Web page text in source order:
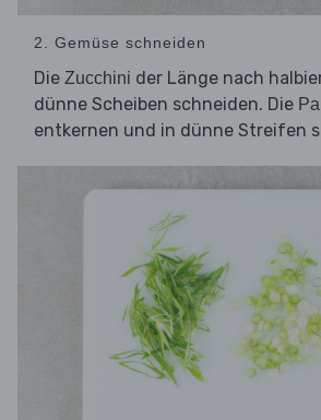
2. Gemüse schneiden
Die Zucchini der Länge nach
dünne Scheiben schneiden. Die
entkernen und in dünne Streifen